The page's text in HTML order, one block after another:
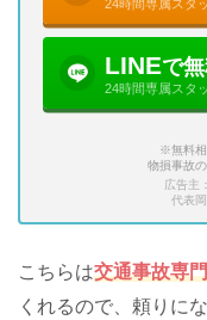
24時間専属スタ
LINEで
24時間専属スタ
※無料相
物損事故
広告主：
代表
こちらは交通事故専門
くれるので、頼りにな